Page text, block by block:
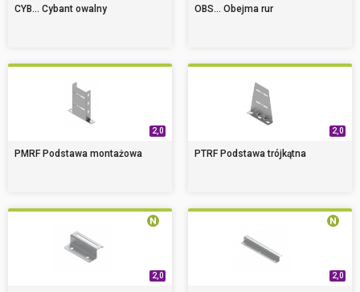
CYB... Cybant owalny OBS... Obejma rur
2,0
PMRF Podstawa montażowa
2,0
PTRF Podstawa trójkątna
2,0 2,0